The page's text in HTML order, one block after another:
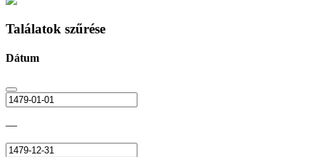
Találatok szűrése
Dátum
—